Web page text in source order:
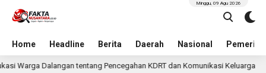
Home Headline Berita Daerah Nasional
Minggu, 09 Agu 2026
KDRT dan Komunikasi Keluarga 1 hari lalu KKN Undip